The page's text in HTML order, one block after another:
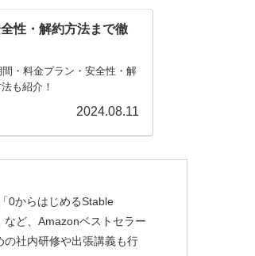
性・解約方法まで徹
・料金プラン・安全性・解
も紹介！
2024.08.11
0からはじめるStable
ど、Amazonベストセラー
社内研修や出張講義も行